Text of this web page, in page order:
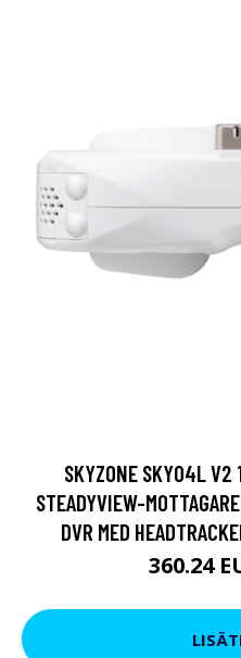
SKYZONE SKY04L
STEADYVIEW-
DVR MED
360.24